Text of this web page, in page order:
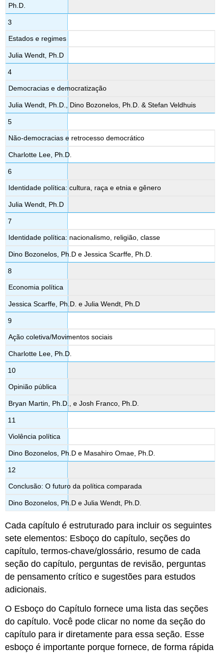
Ph.D.
3
Estados e regimes
Julia Wendt, Ph.D
4
Democracias e democratização
Julia Wendt, Ph.D., Dino Bozonelos, Ph.D. & Stefan Veldhuis
5
Não-democracias e retrocesso democrático
Charlotte Lee, Ph.D.
6
Identidade política: cultura, raça e etnia e gênero
Julia Wendt, Ph.D
7
Identidade política: nacionalismo, religião, classe
Dino Bozonelos, Ph.D e Jessica Scarffe, Ph.D.
8
Economia política
Jessica Scarffe, Ph.D. e Julia Wendt, Ph.D
9
Ação coletiva/Movimentos sociais
Charlotte Lee, Ph.D.
10
Opinião pública
Bryan Martin, Ph.D., e Josh Franco, Ph.D.
11
Violência política
Dino Bozonelos, Ph.D e Masahiro Omae, Ph.D.
12
Conclusão: O futuro da política comparada
Dino Bozonelos, Ph.D e Julia Wendt, Ph.D.
Cada capítulo é estruturado para incluir os seguintes
sete elementos: Esboço do capítulo, seções do
capítulo, termos-chave/glossário, resumo de cada
seção do capítulo, perguntas de revisão, perguntas
de pensamento crítico e sugestões para estudos
adicionais.
O Esboço do Capítulo fornece uma lista das seções
do capítulo. Você pode clicar no nome da seção do
capítulo para ir diretamente para essa seção. Esse
esboço é importante porque fornece, de forma rápida